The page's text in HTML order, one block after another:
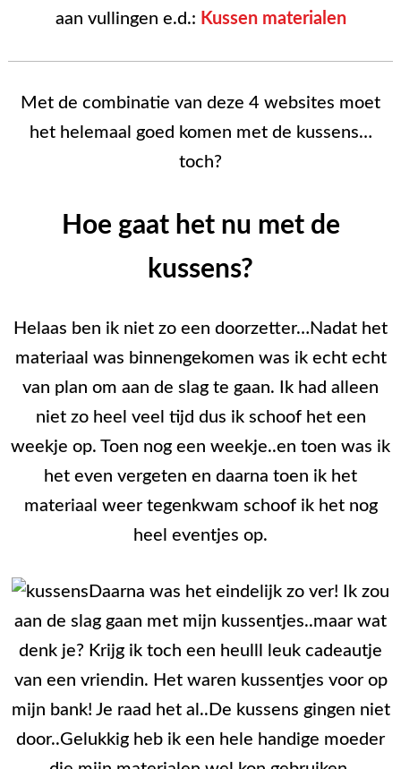
aan vullingen e.d.: Kussen materialen
Met de combinatie van deze 4 websites moet
het helemaal goed komen met de kussens…
toch?
Hoe gaat het nu met de
kussens?
Helaas ben ik niet zo een doorzetter…Nadat het
materiaal was binnengekomen was ik echt echt
van plan om aan de slag te gaan. Ik had alleen
niet zo heel veel tijd dus ik schoof het een
weekje op. Toen nog een weekje..en toen was ik
het even vergeten en daarna toen ik het
materiaal weer tegenkwam schoof ik het nog
heel eventjes op.
Daarna was het eindelijk zo ver! Ik zou
aan de slag gaan met mijn kussentjes..maar wat
denk je? Krijg ik toch een heulll leuk cadeautje
van een vriendin. Het waren kussentjes voor op
mijn bank! Je raad het al..De kussens gingen niet
door..Gelukkig heb ik een hele handige moeder